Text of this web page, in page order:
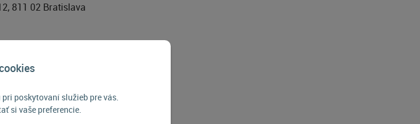
poskytovaní služieb pre vás.
si vaše preferencie.
811 02 Bratislava